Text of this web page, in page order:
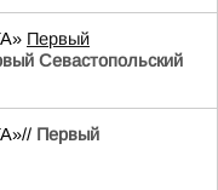
Первый
Севастопольский
Первый